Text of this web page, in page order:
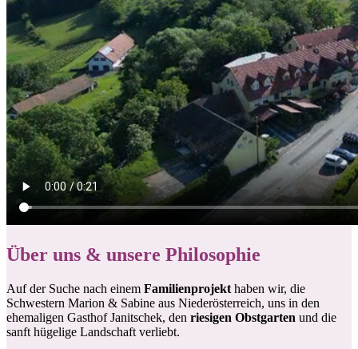
Über uns & unsere Philosophie
Auf der Suche nach einem Familienprojekt haben wir, die
Schwestern Marion & Sabine aus Niederösterreich, uns in den
ehemaligen Gasthof Janitschek, den riesigen Obstgarten und die
sanft hügelige Landschaft verliebt.